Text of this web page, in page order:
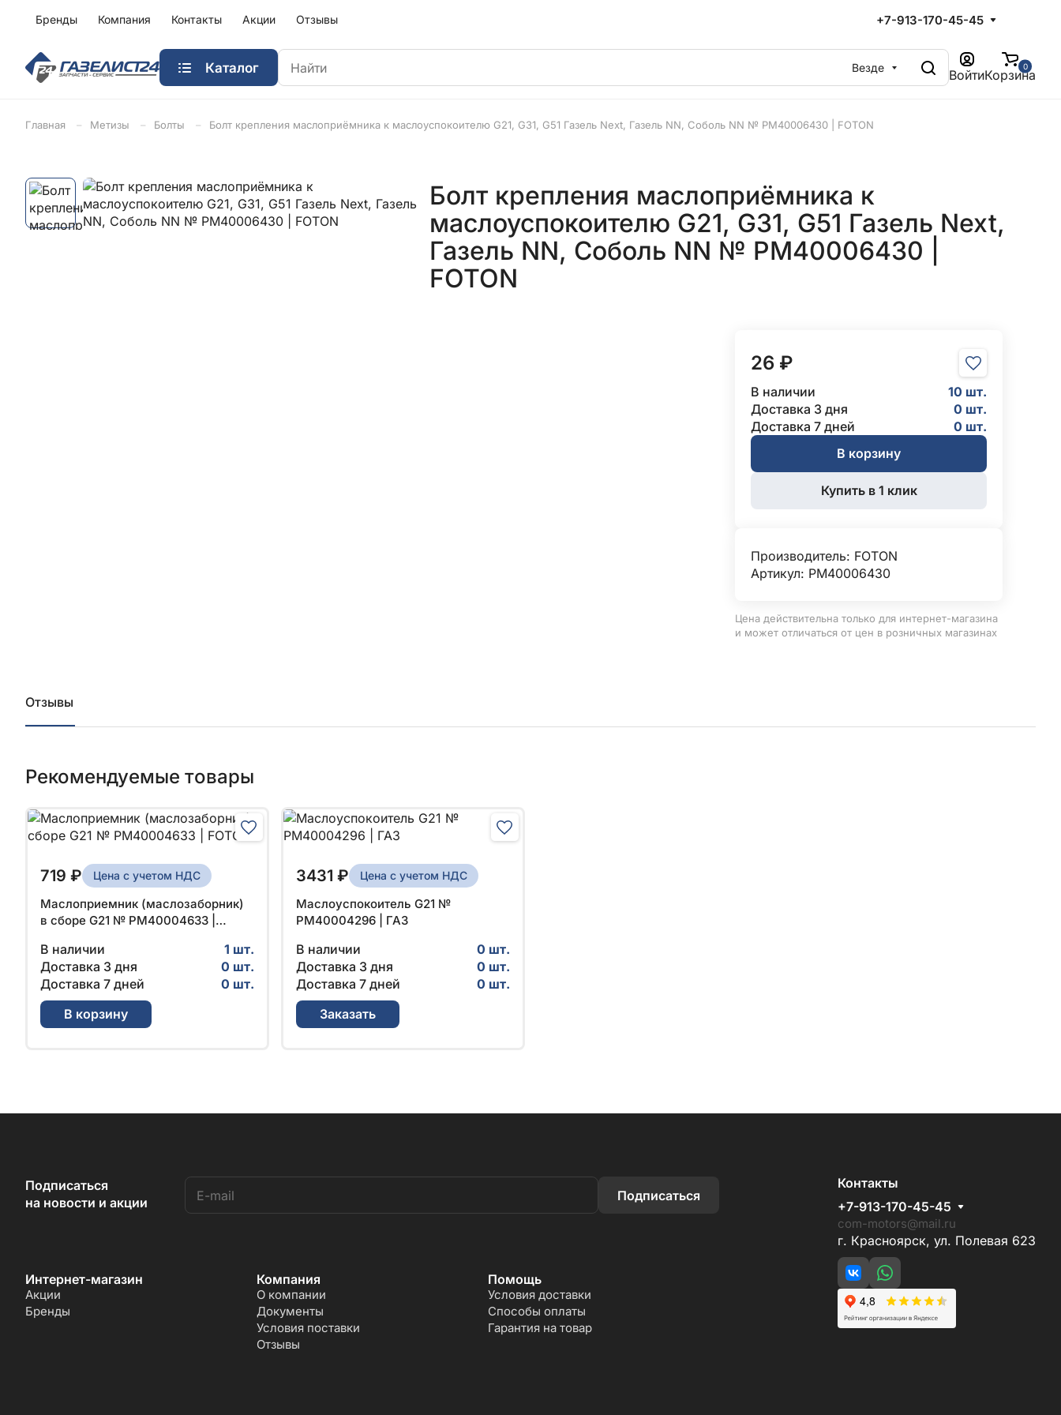
Бренды Компания Контакты Акции Отзывы +7-913-170-45-45
Каталог Везде Войти
0
Корзина
Главная Метизы Болты Болт крепления маслоприёмника к маслоуспокоителю G21, G31, G51 Газель Next, Газель NN, Соболь NN № PM40006430 | FOTON
Болт крепления маслоприёмника к
маслоуспокоителю G21, G31, G51 Газель Next,
Газель NN, Соболь NN № PM40006430 |
FOTON
26 ₽
В наличии
10 шт.
Доставка 3 дня
0 шт.
Доставка 7 дней
0 шт.
В корзину
Купить в 1 клик
Производитель: FOTON
Артикул: PM40006430
Цена действительна только для интернет-магазина
и может отличаться от цен в розничных магазинах
Отзывы
Рекомендуемые товары
719 ₽ Цена с учетом НДС
Маслоприемник (маслозаборник)
в сборе G21 № PM40004633 |
В наличии
1 шт.
Доставка 3 дня
0 шт.
Доставка 7 дней
0 шт.
В корзину
3431 ₽ Цена с учетом НДС
Маслоуспокоитель G21 №
PM40004296 | ГАЗ
В наличии
0 шт.
Доставка 3 дня
0 шт.
Доставка 7 дней
0 шт.
Заказать
Подписаться
на новости и акции
Подписаться
Интернет-магазин
Акции
Бренды
Компания
О компании
Документы
Условия поставки
Отзывы
Помощь
Условия доставки
Способы оплаты
Гарантия на товар
Контакты
+7-913-170-45-45
com-motors@mail.ru
г. Красноярск, ул. Полевая 623